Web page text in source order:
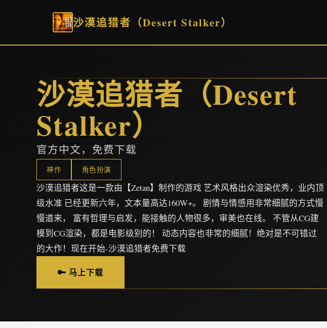
沙漠追猎者（Desert Stalker）
沙漠追猎者（Desert
Stalker）
官方中文，免费下载
神作 角色扮演
沙漠追猎者这是一款由【Zetan】制作的游戏 艺术风格出众渲染优秀，业内顶
级水准 已经更新六年，文本量高达160W+。 剧情与情感用非常细腻的方式慢
慢道来， 富有哲理与启发，能接触的人物很多，审美也在线。 不管从CG建
模到CG渲染，都是电影级别的！ 动态内容也非常的细腻！绝对是不可错过
的大作！现在开始-沙漠追猎者免费下载
🔑 马上下载